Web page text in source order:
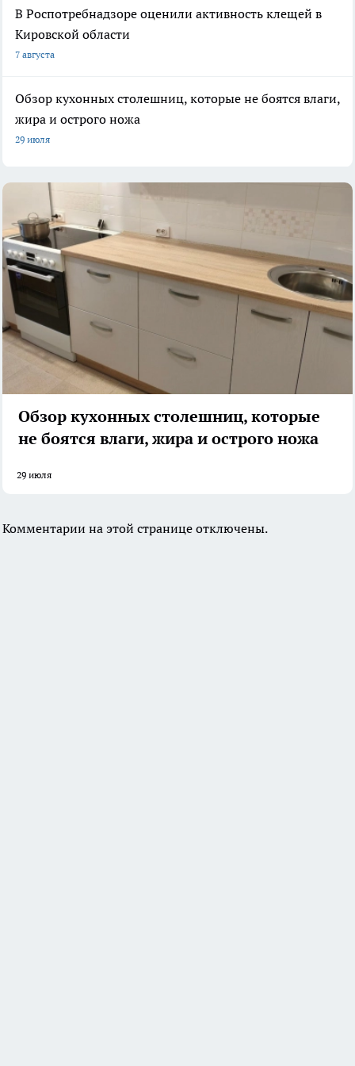
В Роспотребнадзоре оценили активность клещей в
Кировской области
7 августа
Обзор кухонных столешниц, которые не боятся влаги,
жира и острого ножа
29 июля
Обзор кухонных столешниц, которые
не боятся влаги, жира и острого ножа
29 июля
Комментарии на этой странице отключены.